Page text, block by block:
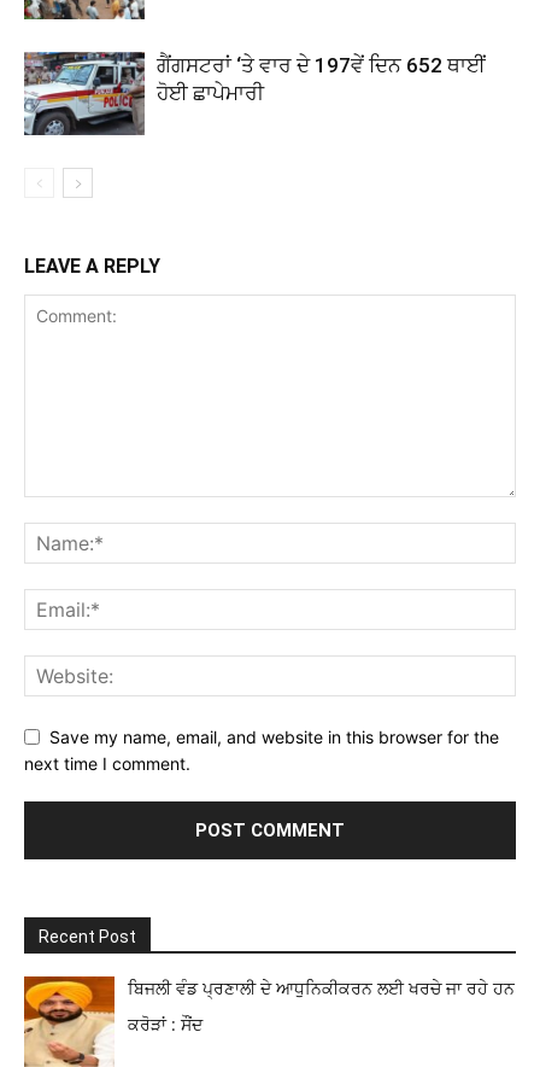
ਗੈਂਗਸਟਰਾਂ ‘ਤੇ ਵਾਰ ਦੇ 197ਵੇਂ ਦਿਨ 652 ਥਾਈਂ
ਹੋਈ ਛਾਪੇਮਾਰੀ
LEAVE A REPLY
Save my name, email, and website in this browser for the
next time I comment.
Recent Post
ਬਿਜਲੀ ਵੰਡ ਪ੍ਰਣਾਲੀ ਦੇ ਆਧੁਨਿਕੀਕਰਨ ਲਈ ਖਰਚੇ ਜਾ ਰਹੇ ਹਨ
ਕਰੋੜਾਂ : ਸੌਂਦ